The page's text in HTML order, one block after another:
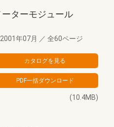
ターモジュール
2001年07月 ／ 全60ページ
(10.4MB)